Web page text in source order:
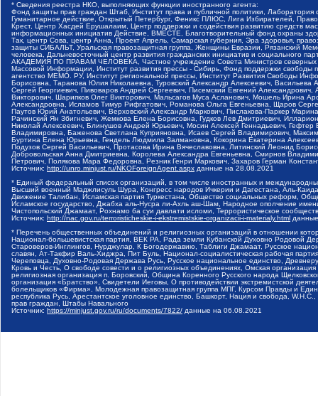
* Сведения реестра НКО, выполняющих функции иностранного агента:
Фонд защиты прав граждан Штаб, Институт права и публичной политики,
Гуманитарное действие, Открытый Петербург, Феникс ПЛЮС, Лига Избирателей,
Крест, Центр Хасдей Ерушалаим, Центр поддержки и содействия развитию средств
информационных инициатив Действие, ВМЕСТЕ, Благотворительный фонд охраны
Так, центр Сова, центр Анна, Проект Апрель, Самарская губерния, Эра здоровья,
защиты СИБАЛЬТ, Уральская правозащитная группа, Женщины Евразии, Рязанский
человека, Дальневосточный центр развития гражданских инициатив и социального
АКАДЕМИЯ ПО ПРАВАМ ЧЕЛОВЕКА, Частное учреждение Совета Министров северных
Массовой Информации, Институт развития прессы - Сибирь, Фонд поддержки
агентство МЕМО. РУ, Институт региональной прессы, Институт Развития Свободы
Борисовна, Таранова Юлия Николаевна, Туровский Александр Алексеевич,
Сергей Георгиевич, Пивоваров Андрей Сергеевич, Писемский Евгений
Викторович, Шарипков Олег Викторович, Мальсагов Муса Асланович, Мошель Ирина
Александровна, Исламов Тимур Рифгатович, Романова Ольга Евгеньевна, Щаров
Паутов Юрий Анатольевич, Верховский Александр Маркович, Пислакова-Паркер
Рачинский Ян Збигневич, Жемкова Елена Борисовна, Гудков Лев Дмитриевич,
Николай Алексеевич, Блинушов Андрей Юрьевич, Мосин Алексей Геннадьевич,
Владимировна, Баженова Светлана Куприяновна, Исаев Сергей Владимирович,
Буртина Елена Юрьевна, Гендель Людмила Залмановна, Кокорина Екатерина
Подузов Сергей Васильевич, Протасова Ирина Вячеславовна, Литинский Леонид
Добровольская Анна Дмитриевна, Королева Александра Евгеньевна, Смирнов
Петрович, Полякова Мара Федоровна, Резник Генри Маркович, Захаров Герман
Источник: http://unro.minjust.ru/NKOForeignAgent.aspx данные на 28.08.2021
* Единый федеральный список организаций, в том числе иностранных и
Высший военный Маджлисуль Шура, Конгресс народов Ичкерии и Дагестана, Аль-
Движение Талибан, Исламская партия Туркестана, Общество социальных реформ,
Исламское государство, Джабха аль-Нусра ли-Ахль аш-Шам, Народное ополчение
Чистопольский Джамаат, Рохнамо ба суи давлати исломи, Террористическое
Источник: http://nac.gov.ru/terroristicheskie-i-ekstremistskie-organizacii-i-materialy.html
* Перечень общественных объединений и религиозных организаций в отношении
Национал-большевистская партия, ВЕК РА, Рада земли Кубанской Духовно Родовой
Староверов-Инглингов, Нурджулар, К Богодержавию, Таблиги Джамаат, Русское
славян, Ат-Такфир Валь-Хиджра, Пит Буль, Национал-социалистическая рабочая
Череповца, Духовно-Родовая Держава Русь, Русское национальное единство,
Кровь и Честь, О свободе совести и о религиозных объединениях, Омская
религиозная организация п. Боровский, Община Коренного Русского народа
организация «Братство», Свидетели Иеговы, О противодействии экстремистской
болельщиков «Фирма», Молодежная правозащитная группа МПГ, Курсом Правды и
республика Русь, Арестантское уголовное единство, Башкорт, Нация и свобода,
прав граждан, Штабы Навального
Источник: https://minjust.gov.ru/ru/documents/7822/ данные на 06.08.2021